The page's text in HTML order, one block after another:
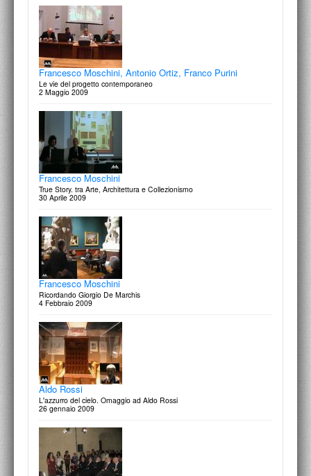
Francesco Moschini, Antonio Ortiz, Franco Purini
Le vie del progetto contemporaneo
2 Maggio 2009
Francesco Moschini
True Story. tra Arte, Architettura e Collezionismo
30 Aprile 2009
Francesco Moschini
Ricordando Giorgio De Marchis
4 Febbraio 2009
Aldo Rossi
L'azzurro del cielo. Omaggio ad Aldo Rossi
26 gennaio 2009